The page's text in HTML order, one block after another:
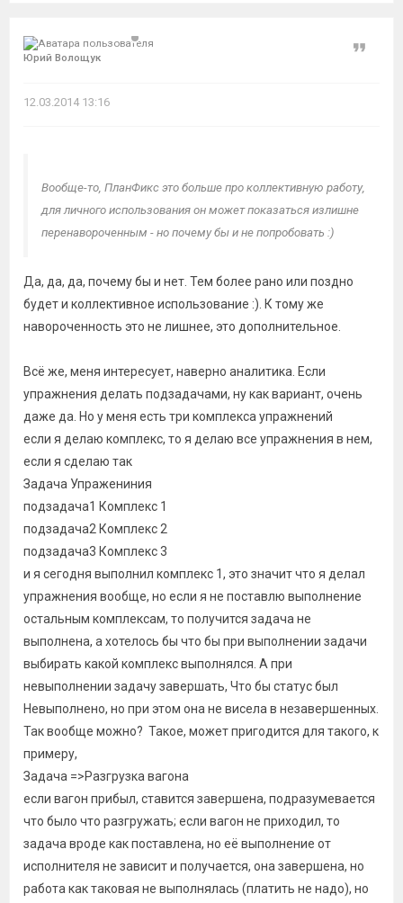
Юрий Волощук
Цитата
12.03.2014 13:16
Вообще-то, ПланФикс это больше про коллективную работу,
для личного использования он может показаться излишне
перенавороченным - но почему бы и не попробовать :)
Да, да, да, почему бы и нет. Тем более рано или поздно
будет и коллективное использование :). К тому же
навороченность это не лишнее, это дополнительное.
Всё же, меня интересует, наверно аналитика. Если
упражнения делать подзадачами, ну как вариант, очень
даже да. Но у меня есть три комплекса упражнений
если я делаю комплекс, то я делаю все упражнения в нем,
если я сделаю так
Задача Упражениния
подзадача1 Комплекс 1
подзадача2 Комплекс 2
подзадача3 Комплекс 3
и я сегодня выполнил комплекс 1, это значит что я делал
упражнения вообще, но если я не поставлю выполнение
остальным комплексам, то получится задача не
выполнена, а хотелось бы что бы при выполнении задачи
выбирать какой комплекс выполнялся. А при
невыполнении задачу завершать, Что бы статус был
Невыполнено, но при этом она не висела в незавершенных.
Так вообще можно? Такое, может пригодится для такого, к
примеру,
Задача =>Разгрузка вагона
если вагон прибыл, ставится завершена, подразумевается
что было что разгружать; если вагон не приходил, то
задача вроде как поставлена, но её выполнение от
исполнителя не зависит и получается, она завершена, но
работа как таковая не выполнялась (платить не надо), но